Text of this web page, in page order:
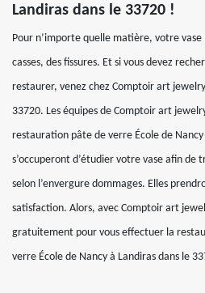
Landiras dans le 33720 !
Pour n’importe quelle matière, votre
casses, des fissures. Et si vous devez
restaurer, venez chez Comptoir art
33720. Les équipes de Comptoir art
restauration pâte de verre École de
s’occuperont d’étudier votre vase afin de
selon l’envergure dommages. Elles
satisfaction. Alors, avec Comptoir art
gratuitement pour vous effectuer la
verre École de Nancy à Landiras dans le